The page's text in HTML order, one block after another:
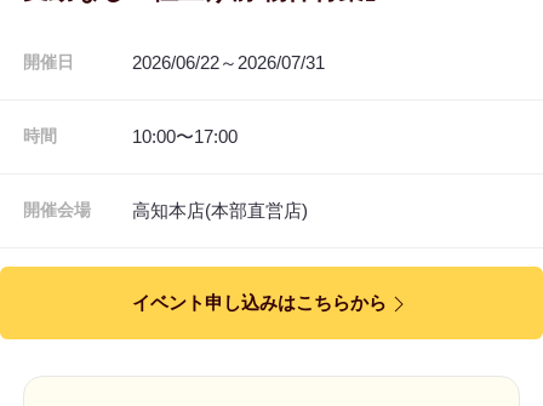
開催日 2026/06/22～2026/07/31
時間 10:00〜17:00
開催会場 高知本店(本部直営店)
イベント申し込みはこちらから